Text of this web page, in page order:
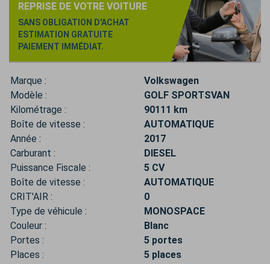
REPRISE DE VOTRE VOITURE
SANS OBLIGATION D'ACHAT
ESTIMATION GRATUITE
PAIEMENT IMMÉDIAT.
Marque :
Volkswagen
Modèle :
GOLF SPORTSVAN
Kilométrage :
90111 km
Boîte de vitesse :
AUTOMATIQUE
Année :
2017
Carburant :
DIESEL
Puissance Fiscale :
5 CV
Boîte de vitesse :
AUTOMATIQUE
CRIT'AIR :
0
Type de véhicule :
MONOSPACE
Couleur :
Blanc
Portes :
5 portes
Places :
5 places